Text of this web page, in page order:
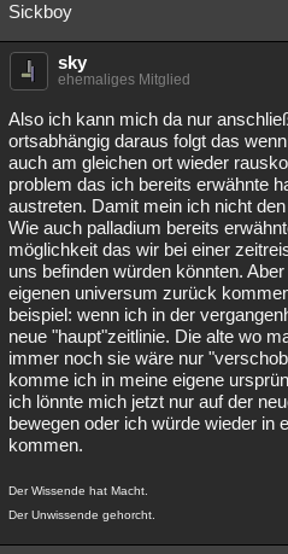
Sickboy
sky
ehemaliges Mitglied
Also ich kann mich da nur
ortsabhängig daraus folgt das
auch am gleichen ort wieder
problem das ich bereits erwähnte
austreten. Damit mein ich nicht
Wie auch palladium bereits
möglichkeit das wir bei einer
uns befinden würden könnten.
eigenen universum zurück
beispiel: wenn ich in der
neue "haupt"zeitlinie. Die alte wo
immer noch sie wäre nur
komme ich in meine eigene
ich lönnte mich jetzt nur auf der
bewegen oder ich würde wieder in
kommen.
Der Wissende hat Macht.
Der Unwissende gehorcht.